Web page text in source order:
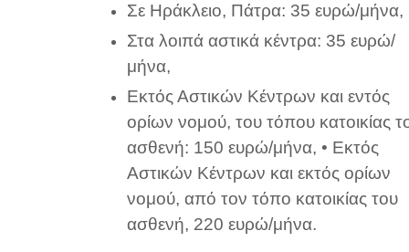
Σε Ηράκλειο, Πάτρα: 35 ευρώ/μήνα,
Στα λοιπά αστικά κέντρα: 35 ευρώ/
μήνα,
Εκτός Αστικών Κέντρων και εντός
ορίων νομού, του τόπου κατοικίας
ασθενή: 150 ευρώ/μήνα, • Εκτός
Αστικών Κέντρων και εκτός ορίων
νομού, από τον τόπο κατοικίας του
ασθενή, 220 ευρώ/μήνα.